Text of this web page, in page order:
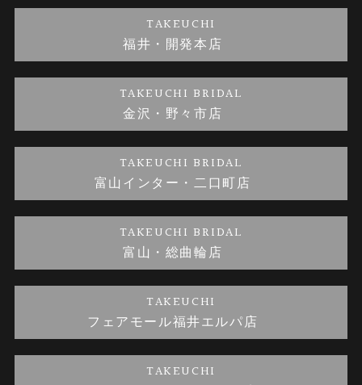
婚約ネックレス
金・プラチナのお取引
ブランドリスト
金澤指輪工房｜手作りペアリング
金澤指輪工房｜手作り結婚指輪 and 婚約指輪
金澤指輪工房｜手作り婚約指輪プロポーズプラン
お客様の声
プライバシーポリシー
TAKEUCHI
福井・開発本店
TAKEUCHI BRIDAL
金沢・野々市店
TAKEUCHI BRIDAL
富山インター・二口町店
TAKEUCHI BRIDAL
富山・総曲輪店
TAKEUCHI
フェアモール福井エルパ店
TAKEUCHI